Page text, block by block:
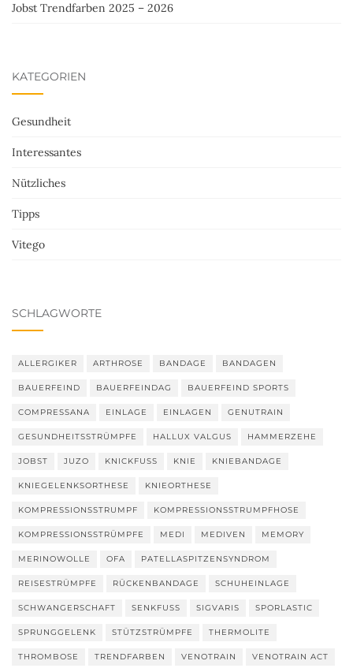
Jobst Trendfarben 2025 – 2026
KATEGORIEN
Gesundheit
Interessantes
Nützliches
Tipps
Vitego
SCHLAGWORTE
ALLERGIKER ARTHROSE BANDAGE BANDAGEN
BAUERFEIND BAUERFEINDAG BAUERFEIND SPORTS
COMPRESSANA EINLAGE EINLAGEN GENUTRAIN
GESUNDHEITSSTRÜMPFE HALLUX VALGUS HAMMERZEHE
JOBST JUZO KNICKFUSS KNIE KNIEBANDAGE
KNIEGELENKSORTHESE KNIEORTHESE
KOMPRESSIONSSTRUMPF KOMPRESSIONSSTRUMPFHOSE
KOMPRESSIONSSTRÜMPFE MEDI MEDIVEN MEMORY
MERINOWOLLE OFA PATELLASPITZENSYNDROM
REISESTRÜMPFE RÜCKENBANDAGE SCHUHEINLAGE
SCHWANGERSCHAFT SENKFUSS SIGVARIS SPORLASTIC
SPRUNGGELENK STÜTZSTRÜMPFE THERMOLITE
THROMBOSE TRENDFARBEN VENOTRAIN VENOTRAIN ACT